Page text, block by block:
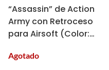
“Assassin” de Action
Army con Retroceso
para Airsoft (Color:
Agotado